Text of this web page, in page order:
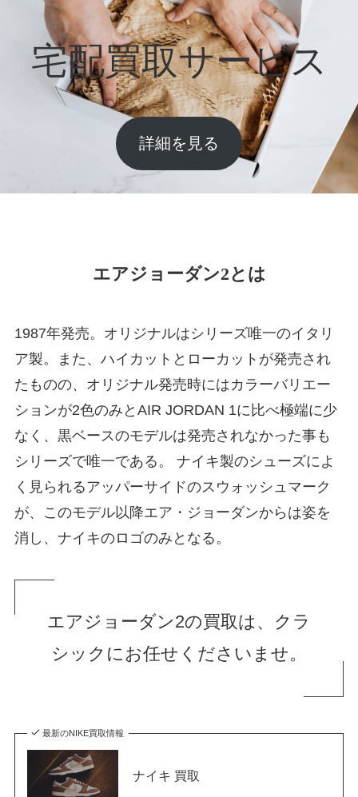
宅配買取サービス
詳細を見る
エアジョーダン2とは
1987年発売。オリジナルはシリーズ唯一のイタリ
ア製。また、ハイカットとローカットが発売され
たものの、オリジナル発売時にはカラーバリエー
ションが2色のみとAIR JORDAN 1に比べ極端に少
なく、黒ベースのモデルは発売されなかった事も
シリーズで唯一である。 ナイキ製のシューズによ
く見られるアッパーサイドのスウォッシュマーク
が、このモデル以降エア・ジョーダンからは姿を
消し、ナイキのロゴのみとなる。
エアジョーダン2の買取は、クラ
シックにお任せくださいませ。
最新のNIKE買取情報
ナイキ 買取